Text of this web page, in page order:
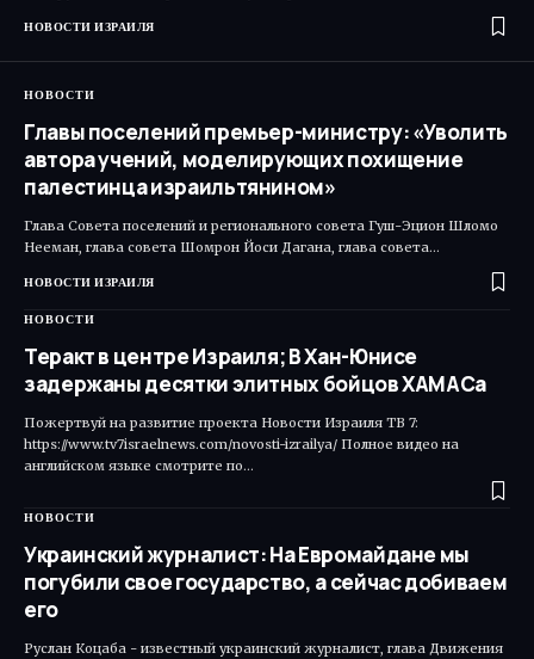
НОВОСТИ ИЗРАИЛЯ
НОВОСТИ
Главы поселений премьер-министру: «Уволить
автора учений, моделирующих похищение
палестинца израильтянином»
Глава Совета поселений и регионального совета Гуш-Эцион Шломо
Нееман, глава совета Шомрон Йоси Дагана, глава совета…
НОВОСТИ ИЗРАИЛЯ
НОВОСТИ
Теракт в центре Израиля; В Хан-Юнисе
задержаны десятки элитных бойцов ХАМАСа
Пожертвуй на развитие проекта Новости Израиля ТВ 7:
https://www.tv7israelnews.com/novosti-izrailya/ Полное видео на
английском языке смотрите по…
НОВОСТИ
Украинский журналист: На Евромайдане мы
погубили свое государство, а сейчас добиваем
его
Руслан Коцаба - известный украинский журналист, глава Движения